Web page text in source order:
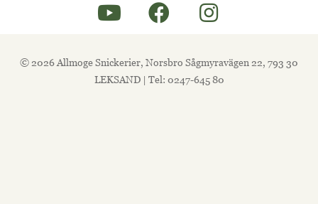
© 2026 Allmoge Snickerier, Norsbro Sågmyravägen 22, 793 30
LEKSAND | Tel: 0247-645 80